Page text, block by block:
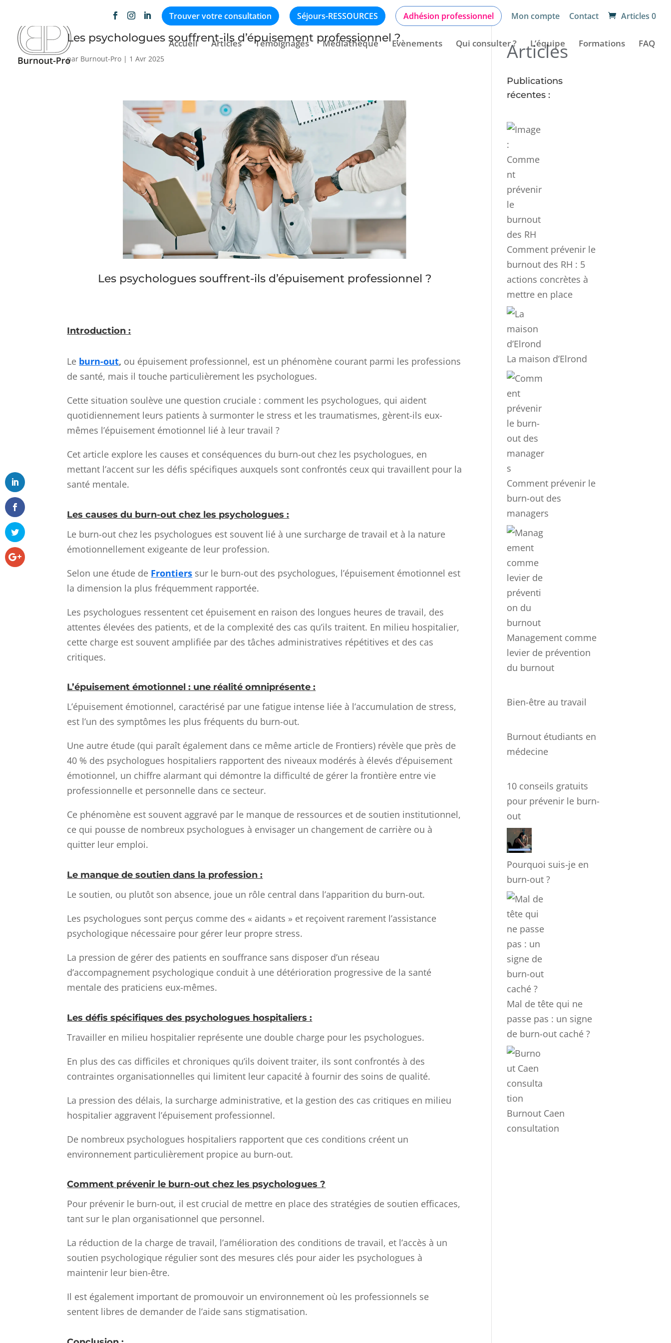
Trouver votre consultation Séjours-RESSOURCES Adhésion professionnel Mon compte Contact Articles 0
Accueil Articles Témoignages Médiathèque Evènements Qui consulter ? L’équipe Formations FAQ
Les psychologues souffrent-ils d’épuisement professionnel ?
par Burnout-Pro | 1 Avr 2025
Les psychologues souffrent-ils d’épuisement professionnel ?
Introduction :
Le burn-out, ou épuisement professionnel, est un phénomène courant parmi les professions
de santé, mais il touche particulièrement les psychologues.
Cette situation soulève une question cruciale : comment les psychologues, qui aident
quotidiennement leurs patients à surmonter le stress et les traumatismes, gèrent-ils eux-
mêmes l’épuisement émotionnel lié à leur travail ?
Cet article explore les causes et conséquences du burn-out chez les psychologues, en
mettant l’accent sur les défis spécifiques auxquels sont confrontés ceux qui travaillent pour la
santé mentale.
Les causes du burn-out chez les psychologues :
Le burn-out chez les psychologues est souvent lié à une surcharge de travail et à la nature
émotionnellement exigeante de leur profession.
Selon une étude de Frontiers sur le burn-out des psychologues, l’épuisement émotionnel est
la dimension la plus fréquemment rapportée.
Les psychologues ressentent cet épuisement en raison des longues heures de travail, des
attentes élevées des patients, et de la complexité des cas qu’ils traitent. En milieu hospitalier,
cette charge est souvent amplifiée par des tâches administratives répétitives et des cas
critiques.
L’épuisement émotionnel : une réalité omniprésente :
L’épuisement émotionnel, caractérisé par une fatigue intense liée à l’accumulation de stress,
est l’un des symptômes les plus fréquents du burn-out.
Une autre étude (qui paraît également dans ce même article de Frontiers) révèle que près de
40 % des psychologues hospitaliers rapportent des niveaux modérés à élevés d’épuisement
émotionnel, un chiffre alarmant qui démontre la difficulté de gérer la frontière entre vie
professionnelle et personnelle dans ce secteur.
Ce phénomène est souvent aggravé par le manque de ressources et de soutien institutionnel,
ce qui pousse de nombreux psychologues à envisager un changement de carrière ou à
quitter leur emploi.
Le manque de soutien dans la profession :
Le soutien, ou plutôt son absence, joue un rôle central dans l’apparition du burn-out.
Les psychologues sont perçus comme des « aidants » et reçoivent rarement l’assistance
psychologique nécessaire pour gérer leur propre stress.
La pression de gérer des patients en souffrance sans disposer d’un réseau
d’accompagnement psychologique conduit à une détérioration progressive de la santé
mentale des praticiens eux-mêmes.
Les défis spécifiques des psychologues hospitaliers :
Travailler en milieu hospitalier représente une double charge pour les psychologues.
En plus des cas difficiles et chroniques qu’ils doivent traiter, ils sont confrontés à des
contraintes organisationnelles qui limitent leur capacité à fournir des soins de qualité.
La pression des délais, la surcharge administrative, et la gestion des cas critiques en milieu
hospitalier aggravent l’épuisement professionnel.
De nombreux psychologues hospitaliers rapportent que ces conditions créent un
environnement particulièrement propice au burn-out.
Comment prévenir le burn-out chez les psychologues ?
Pour prévenir le burn-out, il est crucial de mettre en place des stratégies de soutien efficaces,
tant sur le plan organisationnel que personnel.
La réduction de la charge de travail, l’amélioration des conditions de travail, et l’accès à un
soutien psychologique régulier sont des mesures clés pour aider les psychologues à
maintenir leur bien-être.
Il est également important de promouvoir un environnement où les professionnels se
sentent libres de demander de l’aide sans stigmatisation.
Articles
Publications
récentes :
Comment prévenir le
burnout des RH : 5
actions concrètes à
mettre en place
La maison d’Elrond
Comment prévenir le
burn-out des
managers
Management comme
levier de prévention
du burnout
Bien-être au travail
Burnout étudiants en
médecine
10 conseils gratuits
pour prévenir le burn-
out
Pourquoi suis-je en
burn-out ?
Mal de tête qui ne
passe pas : un signe
de burn-out caché ?
Burnout Caen
consultation